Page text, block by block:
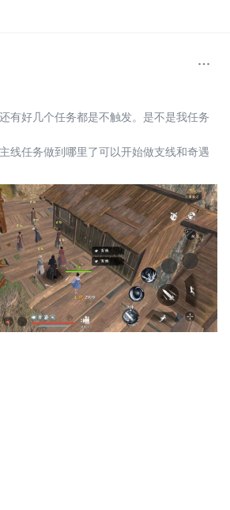
有好几个任务都是不触发。是不是我任务
线任务做到哪里了可以开始做支线和奇遇
完所以不触发